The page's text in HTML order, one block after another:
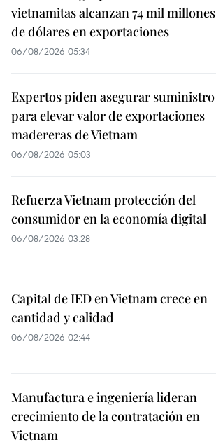
vietnamitas alcanzan 74 mil millones
de dólares en exportaciones
06/08/2026 05:34
Expertos piden asegurar suministro
para elevar valor de exportaciones
madereras de Vietnam
06/08/2026 05:03
Refuerza Vietnam protección del
consumidor en la economía digital
06/08/2026 03:28
Capital de IED en Vietnam crece en
cantidad y calidad
06/08/2026 02:44
Manufactura e ingeniería lideran
crecimiento de la contratación en
Vietnam